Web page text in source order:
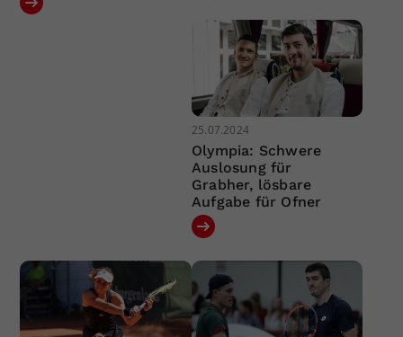
25.07.2024
Olympia: Schwere
Auslosung für
Grabher, lösbare
Aufgabe für Ofner